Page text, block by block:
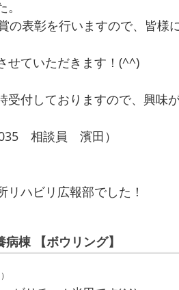
の表彰を行いますので、皆様
せていただきます！(^^)
受付しておりますので、興味
相談員 濱田）
リハビリ広報部でした！
棟 【ボウリング】